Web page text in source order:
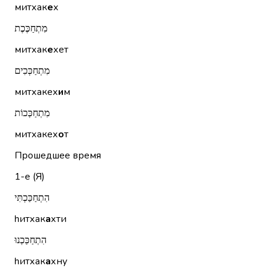
митхакех
מִתְחַכֶּכֶת
митхакехет
מִתְחַכְּכִים
митхакехим
מִתְחַכְּכוֹת
митхакехот
Прошедшее время
1-е (Я)
הִתְחַכַּכְתִּי
hитхакахти
הִתְחַכַּכְנוּ
hитхакахну